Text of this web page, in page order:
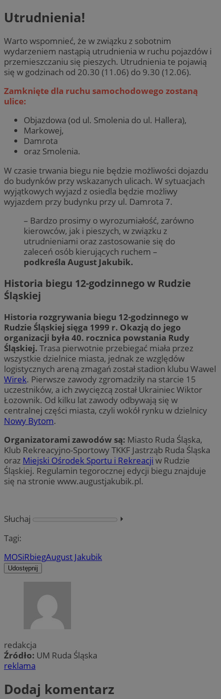
Utrudnienia!
Warto wspomnieć, że w związku z sobotnim
wydarzeniem nastąpią utrudnienia w ruchu pojazdów i
przemieszczaniu się pieszych. Utrudnienia te pojawią
się w godzinach od 20.30 (11.06) do 9.30 (12.06).
Zamknięte dla ruchu samochodowego zostaną
ulice:
Objazdowa (od ul. Smolenia do ul. Hallera),
Markowej,
Damrota
oraz Smolenia.
W czasie trwania biegu nie będzie możliwości dojazdu
do budynków przy wskazanych ulicach. W sytuacjach
wyjątkowych wyjazd z osiedla będzie możliwy
wyjazdem przy budynku przy ul. Damrota 7.
– Bardzo prosimy o wyrozumiałość, zarówno
kierowców, jak i pieszych, w związku z
utrudnieniami oraz zastosowanie się do
zaleceń osób kierujących ruchem –
podkreśla August Jakubik.
Historia biegu 12-godzinnego w Rudzie
Śląskiej
Historia rozgrywania biegu 12-godzinnego w
Rudzie Śląskiej sięga 1999 r. Okazją do jego
organizacji była 40. rocznica powstania Rudy
Śląskiej. Trasa pierwotnie przebiegać miała przez
wszystkie dzielnice miasta, jednak ze względów
logistycznych areną zmagań został stadion klubu Wawel
Wirek. Pierwsze zawody zgromadziły na starcie 15
uczestników, a ich zwycięzcą został Ukrainiec Wiktor
Łozownik. Od kilku lat zawody odbywają się w
centralnej części miasta, czyli wokół rynku w dzielnicy
Nowy Bytom.
Organizatorami zawodów są: Miasto Ruda Śląska,
Klub Rekreacyjno-Sportowy TKKF Jastrząb Ruda Śląska
oraz Miejski Ośrodek Sportu i Rekreacji w Rudzie
Śląskiej. Regulamin tegorocznej edycji biegu znajduje
się na stronie www.augustjakubik.pl.
Słuchaj
⏵︎
Tagi:
MOSiRbiegAugust Jakubik
Udostępnij
redakcja
Źródło: UM Ruda Śląska
reklama
Dodaj komentarz